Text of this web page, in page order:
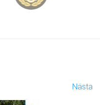
Nästa